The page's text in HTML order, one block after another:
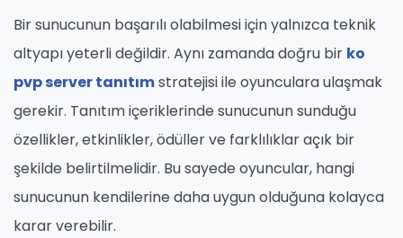
Bir sunucunun başarılı olabilmesi için yalnızca teknik
altyapı yeterli değildir. Aynı zamanda doğru bir ko
pvp server tanıtımstratejisi ile oyunculara ulaşmak
gerekir. Tanıtım içeriklerinde sunucunun sunduğu
özellikler, etkinlikler, ödüller ve farklılıklar açık bir
şekilde belirtilmelidir. Bu sayede oyuncular, hangi
sunucunun kendilerine daha uygun olduğuna kolayca
karar verebilir.